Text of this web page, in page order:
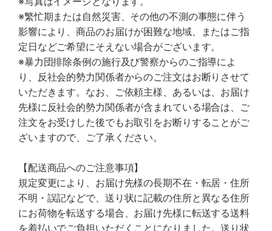
※繁忙期または自然災害、その他の不測の事態に伴う
影響により、商品のお届けが困難な地域、またはご指
定日などご希望にそえない場合がございます。
※暴力団排除条例の施行及び警察からのご指導によ
り、反社会的勢力関係者からのご注文はお断りさせて
いただきます。なお、ご依頼主様、あるいは、お届け
先様に反社会的勢力関係者が含まれている場合は、ご
注文をお受けした後でもお取引をお断りすることがご
ざいますので、ご了承ください。
【配送商品へのご注意事項】
規定変更により、お届け先様の長期不在・転居・住所
不明・誤記などで、送り状に記載の住所と異なる住所
にお荷物を転送する場合、お届け先様に転送する送料
を着払いでご負担いただくことになりました。送り状